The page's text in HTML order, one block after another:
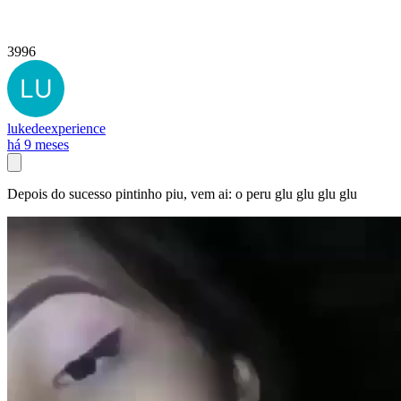
3996
lukedeexperience
há 9 meses
Depois do sucesso pintinho piu, vem ai: o peru glu glu glu glu